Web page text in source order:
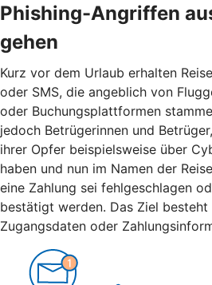
Phishing-Angriffen
gehen
Kurz vor dem Urlaub erhalten
oder SMS, die angeblich von
oder Buchungsplattformen
jedoch Betrügerinnen und
ihrer Opfer beispielsweise über
haben und nun im Namen der
eine Zahlung sei fehlgeschlagen
bestätigt werden. Das Ziel besteht
Zugangsdaten oder